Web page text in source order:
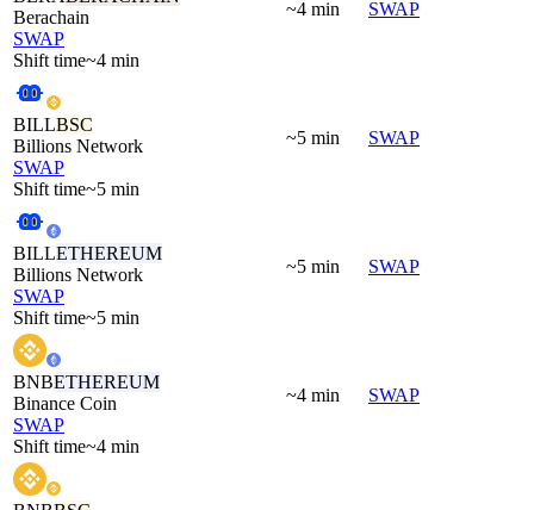
Berachain
SWAP
Shift time~4 min
~4 min SWAP
BILLBSC
Billions Network
SWAP
Shift time~5 min
~5 min SWAP
BILLETHEREUM
Billions Network
SWAP
Shift time~5 min
~5 min SWAP
BNBETHEREUM
Binance Coin
SWAP
Shift time~4 min
~4 min SWAP